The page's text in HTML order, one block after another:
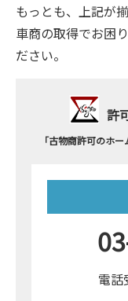
もっとも、上記が
車商の取得でお困
ださい。
許
「古物商許可のホ
電